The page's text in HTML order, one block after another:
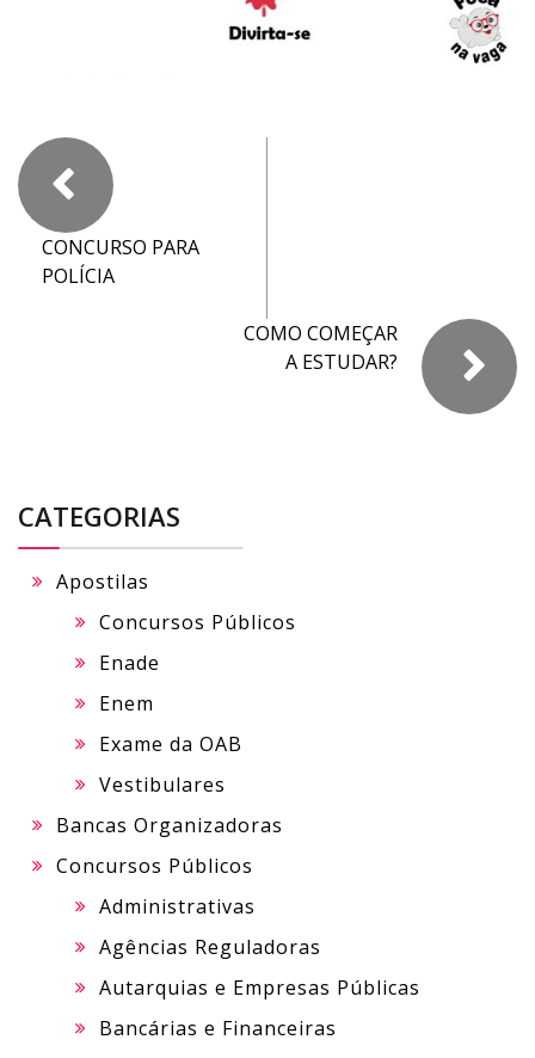
CONCURSO PARA
POLÍCIA
COMO COMEÇAR
A ESTUDAR?
CATEGORIAS
Apostilas
Concursos Públicos
Enade
Enem
Exame da OAB
Vestibulares
Bancas Organizadoras
Concursos Públicos
Administrativas
Agências Reguladoras
Autarquias e Empresas Públicas
Bancárias e Financeiras